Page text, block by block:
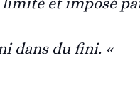
dans du fini. «